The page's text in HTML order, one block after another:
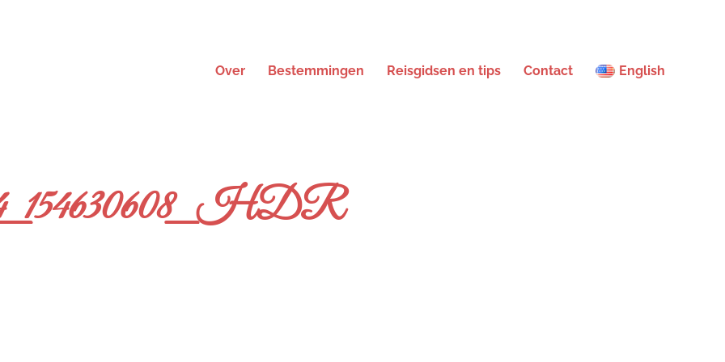
Over Bestemmingen Reisgidsen en tips Contact English